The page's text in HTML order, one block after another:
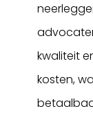
kwaliteit
kosten,